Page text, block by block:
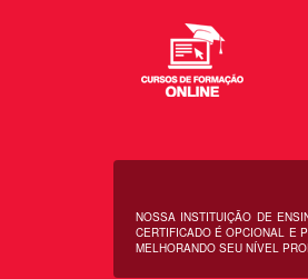
NOSSA INSTITUIÇÃO DE
CERTIFICADO É OPCIONAL E
MELHORANDO SEU NÍVEL